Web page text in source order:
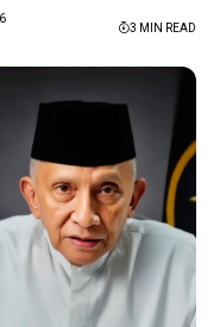
3 MIN READ